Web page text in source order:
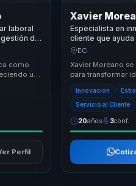
laboral
del
cultura
como
una
Perfil
Xavier
Especialista en
cliente que
convertir
EC
Xavier Moreano
para transformar
concretas. Su
inn...Innovación
Servicio al Cliente
20años 3conf.